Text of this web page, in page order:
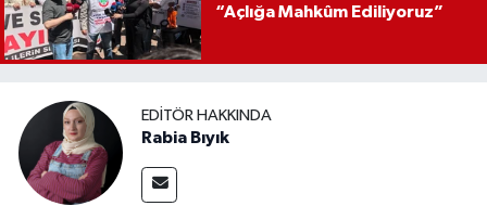
“Açlığa Mahkûm Ediliyoruz”
EDITÖR HAKKINDA
Rabia Bıyık